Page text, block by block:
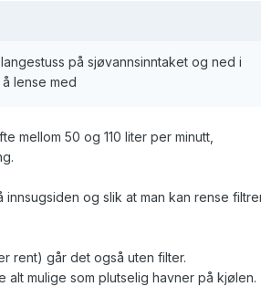
på sjøvannsinntaket og ned i
lense med
mellom 50 og 110 liter per minutt,
og slik at man kan rense
rent) går det også uten filter.
alt mulige som plutselig havner på kjølen.